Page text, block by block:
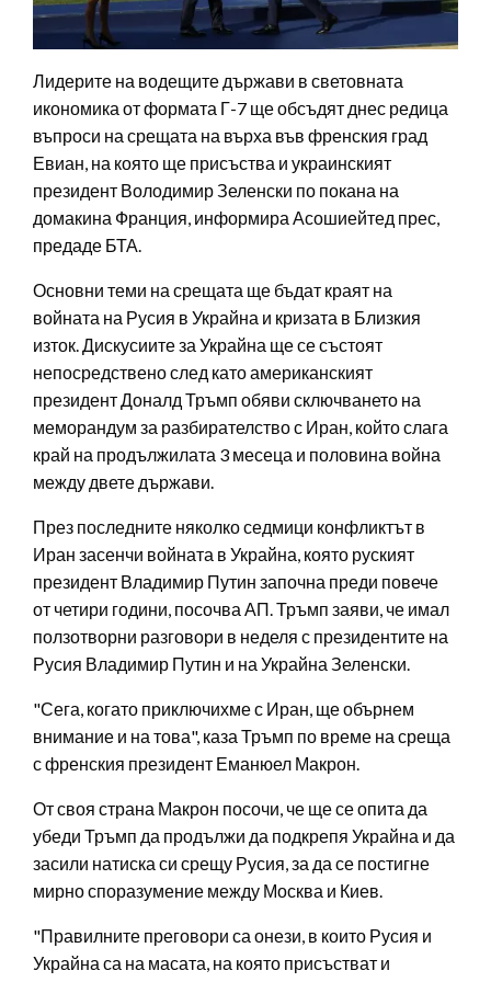
Лидерите на водещите държави в световната
икономика от формата Г-7 ще обсъдят днес редица
въпроси на срещата на върха във френския град
Евиан, на която ще присъства и украинският
президент Володимир Зеленски по покана на
домакина Франция, информира Асошиейтед прес,
предаде БТА.
Основни теми на срещата ще бъдат краят на
войната на Русия в Украйна и кризата в Близкия
изток. Дискусиите за Украйна ще се състоят
непосредствено след като американският
президент Доналд Тръмп обяви сключването на
меморандум за разбирателство с Иран, който слага
край на продължилата 3 месеца и половина война
между двете държави.
През последните няколко седмици конфликтът в
Иран засенчи войната в Украйна, която руският
президент Владимир Путин започна преди повече
от четири години, посочва АП. Тръмп заяви, че имал
ползотворни разговори в неделя с президентите на
Русия Владимир Путин и на Украйна Зеленски.
"Сега, когато приключихме с Иран, ще обърнем
внимание и на това", каза Тръмп по време на среща
с френския президент Еманюел Макрон.
От своя страна Макрон посочи, че ще се опита да
убеди Тръмп да продължи да подкрепя Украйна и да
засили натиска си срещу Русия, за да се постигне
мирно споразумение между Москва и Киев.
"Правилните преговори са онези, в които Русия и
Украйна са на масата, на която присъстват и